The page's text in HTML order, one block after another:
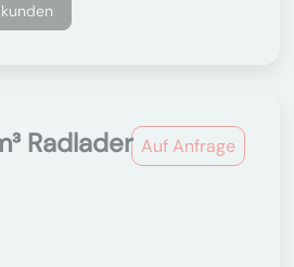
Auf Anfrage
Radlader